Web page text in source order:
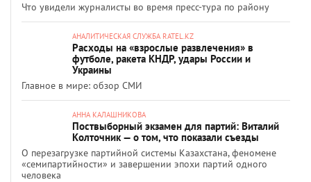
Что увидели журналисты во время пресс-тура по району
АНАЛИТИЧЕСКАЯ СЛУЖБА RATEL.KZ
Расходы на «взрослые развлечения» в
футболе, ракета КНДР, удары России и
Украины
Главное в мире: обзор СМИ
АННА КАЛАШНИКОВА
Поствыборный экзамен для партий: Виталий
Колточник — о том, что показали съезды
О перезагрузке партийной системы Казахстана, феномене
«семипартийности» и завершении эпохи партий одного
человека